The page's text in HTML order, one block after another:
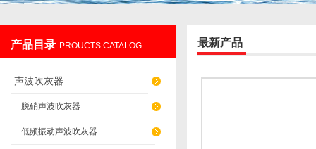
产品目录 PROUCTS CATALOG
声波吹灰器
脱硝声波吹灰器
低频振动声波吹灰器
最新产品